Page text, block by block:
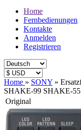
Home
Fernbedienungen
Kontakte
Anmelden
Registrieren
Home » SONY »
SHAKE-99 SHAKE-
Original